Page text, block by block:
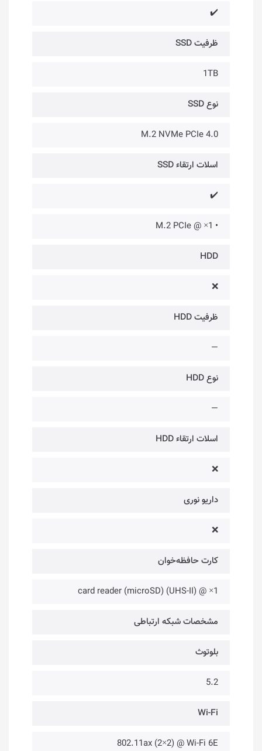
✔️
ظرفیت SSD
1TB
نوع SSD
M.2 NVMe PCIe 4.0
اسلات ارتقاء SSD
✔️
• 1× @ M.2 PCIe
HDD
❌
ظرفیت HDD
—
نوع HDD
—
اسلات ارتقاء HDD
❌
داریو نوری
❌
کارت حافظه‌خوان
1× @ card reader (microSD) (UHS-II)
مشخصات شبکه ارتباطی
بلوتوث
5.2
Wi-Fi
802.11ax (2×2) @ Wi-Fi 6E